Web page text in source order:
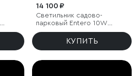
14 100 ₽
Светильник садово-
парковый Entero 10W
черный 4000К
КУПИТЬ